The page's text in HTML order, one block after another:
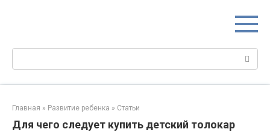
Поиск:
Главная » Развитие ребенка » Статьи
Для чего следует купить детский толокар